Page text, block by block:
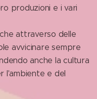
produzioni e i vari
attraverso delle
avvicinare sempre
anche la cultura
l'ambiente e del